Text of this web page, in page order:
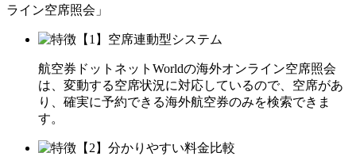
航空券ドットネットWorldの海外オンライン空席照会
は、変動する空席状況に対応しているので、空席があ
り、確実に予約できる海外航空券のみを検索できま
す。